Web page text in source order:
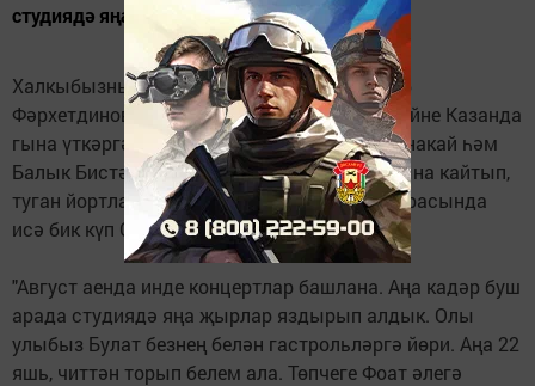
студиядә яңа җырлар яздырып...
Халкыбызның яраткан җырчылары Зәйнәб
Фәрхетдинова һәм Зөфәр Билалов быел җәйне Казанда
гына үткәргән. Рамазан аенда ике якка - Азнакай һәм
Балык Бистәсе районнарындагы авылларына кайтып,
туган йортларында ял итеп килгәннәр. Ял арасында
исә бик күп Сабантуйларда катнашканнар.
"Август аенда инде концертлар башлана. Аңа кадәр буш
арада студиядә яңа җырлар яздырып алдык. Олы
улыбыз Булат безнең белән гастрольләргә йөри. Аңа 22
яшь, читтән торып белем ала. Төпчеге Фоат әлегә